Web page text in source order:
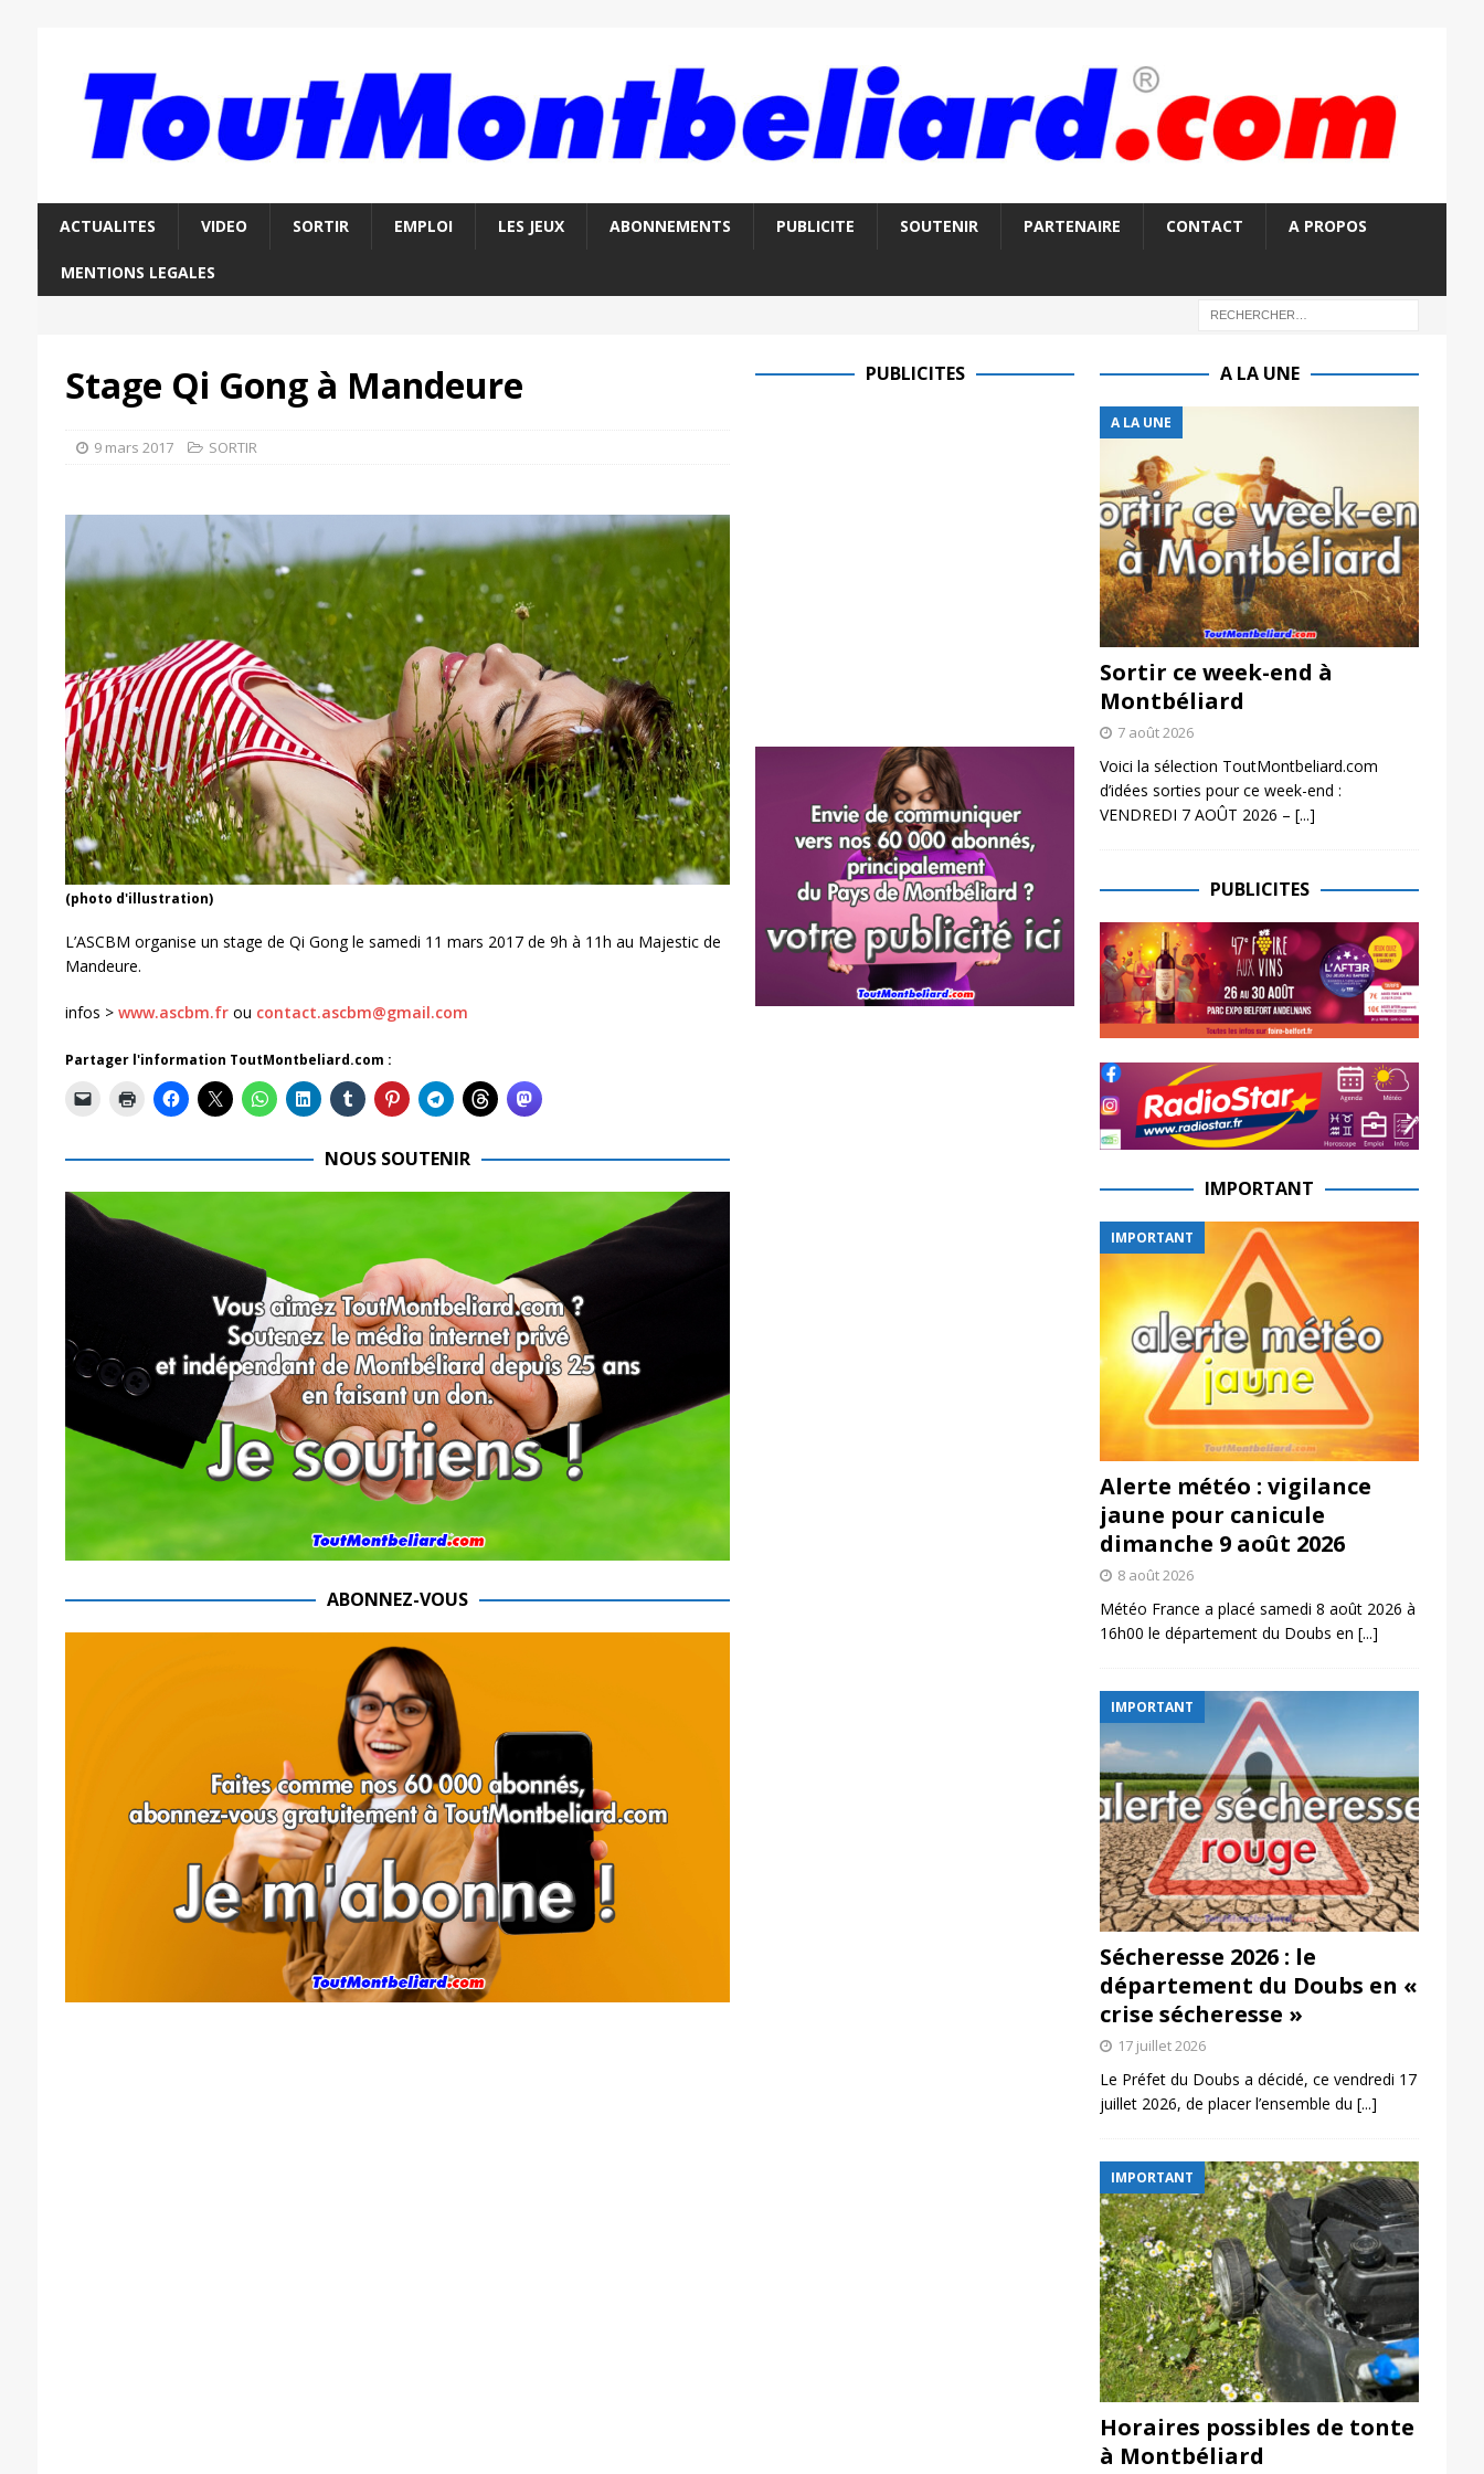
ACTUALITES VIDEO SORTIR EMPLOI LES JEUX ABONNEMENTS PUBLICITE SOUTENIR PARTENAIRE CONTACT A PROPOS
MENTIONS LEGALES
Stage Qi Gong à Mandeure
9 mars 2017 SORTIR
(photo d'illustration)
L’ASCBM organise un stage de Qi Gong le samedi 11 mars 2017 de 9h à 11h au Majestic de
Mandeure.
infos > www.ascbm.frou contact.ascbm@gmail.com
Partager l'information ToutMontbeliard.com :
NOUS SOUTENIR
ABONNEZ-VOUS
PUBLICITES A LA UNE
A LA UNE
Sortir ce week-end à
Montbéliard
7 août 2026
Voici la sélection ToutMontbeliard.com
d’idées sorties pour ce week-end :
VENDREDI 7 AOÛT 2026 – [...]
PUBLICITES
IMPORTANT
IMPORTANT
Alerte météo : vigilance
jaune pour canicule
dimanche 9 août 2026
8 août 2026
Météo France a placé samedi 8 août 2026 à
16h00 le département du Doubs en [...]
IMPORTANT
Sécheresse 2026 : le
département du Doubs en «
crise sécheresse »
17 juillet 2026
Le Préfet du Doubs a décidé, ce vendredi 17
juillet 2026, de placer l’ensemble du [...]
IMPORTANT
Horaires possibles de tonte
à Montbéliard